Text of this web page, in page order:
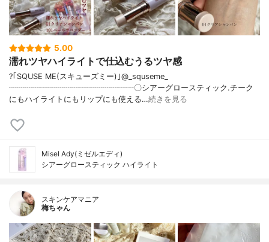
5.00
濡れツヤハイライトで仕込むうるツヤ感
?｢SQUSE ME(スキューズミー)｣@_squseme_
┈┈┈┈┈┈┈┈┈┈┈┈┈┈┈┈〇シアーグロースティック.チーク
にもハイライトにもリップにも使える…続きを見る
Misel Ady(ミゼルエディ)
シアーグロースティック ハイライト
スキンケアマニア
梅ちゃん